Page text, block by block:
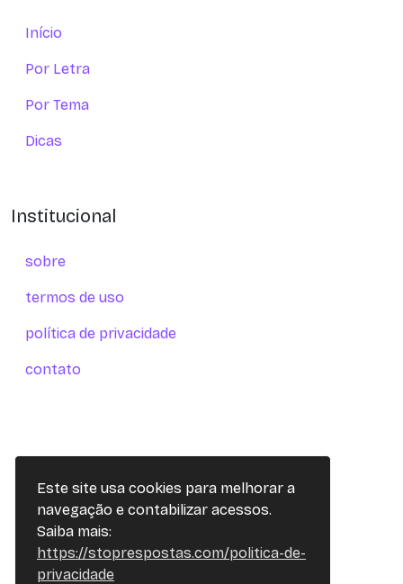
Este site usa cookies para melhorar a
navegação e contabilizar acessos.
Saiba mais:
https://stoprespostas.com/politica-de-
privacidade
Início
Por Letra
Por Tema
Dicas
Institucional
sobre
termos de uso
política de privacidade
contato